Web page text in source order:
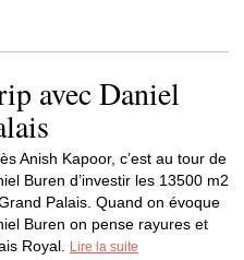
avec Daniel
Anish Kapoor, c’est au tour de
Buren d’investir les 13500 m2
Palais. Quand on évoque
Buren on pense rayures et
Royal.
Lire la suite